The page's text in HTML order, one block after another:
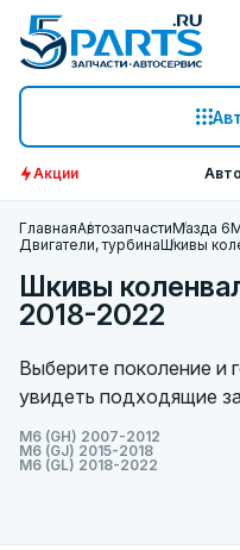
Акции
ГлавнаяАвтозапчастиМазда 6
Двигатели, турбинаШкивы
Шкивы
2018-2022
Выберите поколение и
увидеть подходящие
M6 (GH) 2007-2012
M6 (GJ) 2015-2018
M6 (GL) 2018-2022